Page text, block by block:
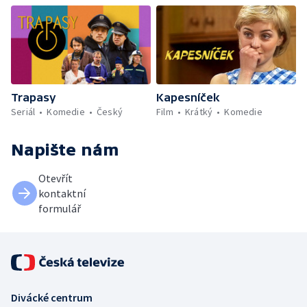
Trapasy
Seriál
Komedie Český
Kapesníček
Film
Krátký Komedie
Napište nám
Otevřít
kontaktní
formulář
Divácké centrum